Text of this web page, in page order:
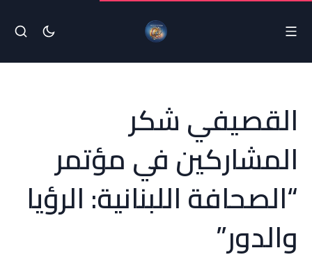
القصيفي شكر
المشاركين في مؤتمر
“الصحافة اللبنانية: الرؤيا
والدور”